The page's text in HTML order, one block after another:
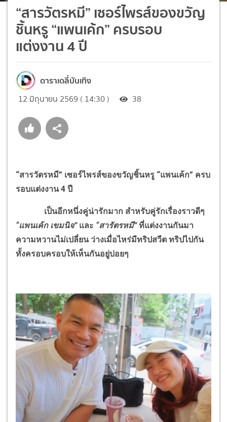
“สารวัตรหมี” เซอร์ไพรส์ของขวัญ
ชิ้นหรู “แพนเค้ก” ครบรอบ
แต่งงาน 4 ปี
ดาราเดลี่บันเทิง
12 มิถุนายน 2569 ( 14:30 ) 38
“สารวัตรหมี” เซอร์ไพรส์ของขวัญชิ้นหรู “แพนเค้ก” ครบ
รอบแต่งงาน 4 ปี
เป็นอีกหนึ่งคู่น่ารักมาก สำหรับคู่รักเรื่องราวดีๆ
“แพนเค้ก เขมนิจ”และ “สารัตรหมี”ที่แต่งงานกันมา
ความหวานไม่เปลี่ยน ว่างเมื่อไหร่มีทริปสวีต ทริปไปกัน
ทั้งครอบครอบให้เห็นกันอยู่บ่อยๆ